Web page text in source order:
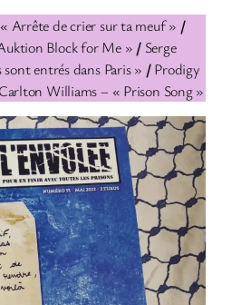
Arrête de crier sur ta meuf » /
Block for Me » /Serge
entrés dans Paris » /Prodigy
Williams – « Prison Song »